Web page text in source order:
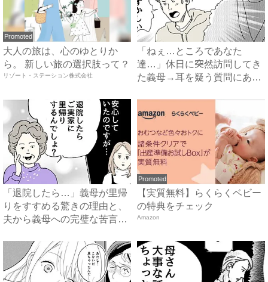
Promoted
大人の旅は、心のゆとりか
ら。 新しい旅の選択肢って？
リゾート・ステーション株式会社
「ねぇ…ところであなた
達…」休日に突然訪問してき
た義母→耳を疑う質問にあ
「退院したら…」義母が里帰
りをすすめる驚きの理由と、
夫から義母への完璧な苦言
Promoted
【実質無料】らくらくベビー
の特典をチェック
Amazon